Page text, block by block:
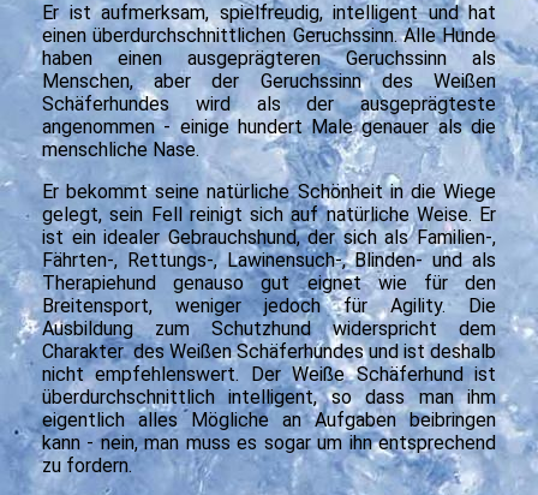
Er ist aufmerksam, spielfreudig, intelligent und hat
einen überdurchschnittlichen Geruchssinn. Alle Hunde
haben einen ausgeprägteren Geruchssinn als
Menschen, aber der Geruchssinn des Weißen
Schäferhundes wird als der ausgeprägteste
angenommen - einige hundert Male genauer als die
menschliche Nase.
Er bekommt seine natürliche Schönheit in die Wiege
gelegt, sein Fell reinigt sich auf natürliche Weise. Er
ist ein idealer Gebrauchshund, der sich als Familien-,
Fährten-, Rettungs-, Lawinensuch-, Blinden- und als
Therapiehund genauso gut eignet wie für den
Breitensport, weniger jedoch für Agility. Die
Ausbildung zum Schutzhund widerspricht dem
Charakter des Weißen Schäferhundes und ist deshalb
nicht empfehlenswert. Der Weiße Schäferhund ist
überdurchschnittlich intelligent, so dass man ihm
eigentlich alles Mögliche an Aufgaben beibringen
kann - nein, man muss es sogar um ihn entsprechend
zu fordern.